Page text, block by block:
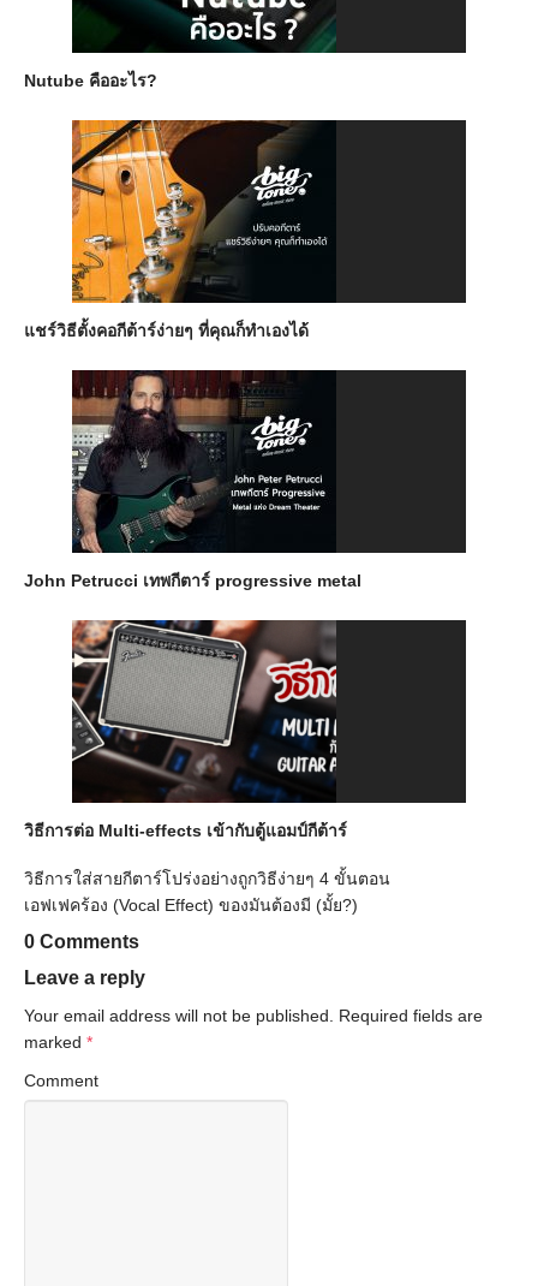
Nutube คืออะไร?
แชร์วิธีตั้งคอกีต้าร์ง่ายๆ ที่คุณก็ทำเองได้
John Petrucci เทพกีตาร์ progressive metal
วิธีการต่อ Multi-effects เข้ากับตู้แอมป์กีต้าร์
วิธีการใส่สายกีตาร์โปร่งอย่างถูกวิธีง่ายๆ 4 ขั้นตอน
เอฟเฟคร้อง (Vocal Effect) ของมันต้องมี (มั้ย?)
0 Comments
Leave a reply
Your email address will not be published. Required fields are
marked *
Comment